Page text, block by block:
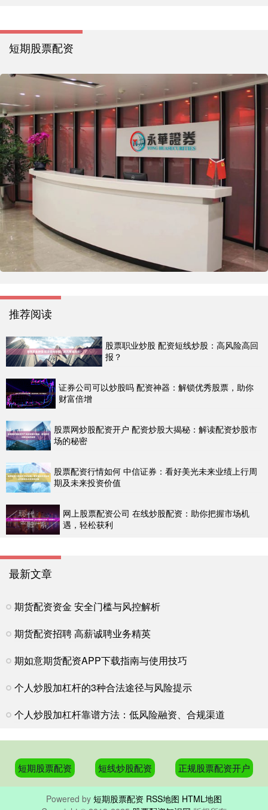
短期股票配资
推荐阅读
股票职业炒股 配资短线炒股：高风险高回
报？
证券公司可以炒股吗 配资神器：解锁优秀股票，助你
财富倍增
股票网炒股配资开户 配资炒股大揭秘：解读配资炒股市
场的秘密
股票配资行情如何 中信证券：看好美光未来业绩上行周
期及未来投资价值
网上股票配资公司 在线炒股配资：助你把握市场机
遇，轻松获利
最新文章
期货配资资金 安全门槛与风控解析
期货配资招聘 高薪诚聘业务精英
期如意期货配资APP下载指南与使用技巧
个人炒股加杠杆的3种合法途径与风险提示
个人炒股加杠杆靠谱方法：低风险融资、合规渠道
短期股票配资 短线炒股配资 正规股票配资开户
Powered by 短期股票配资 RSS地图 HTML地图